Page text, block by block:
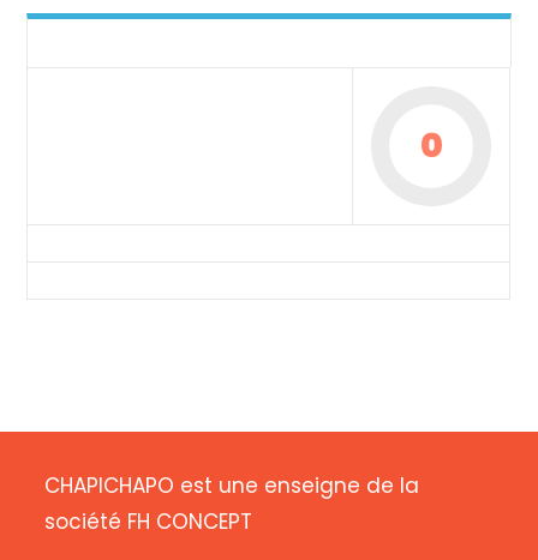
0
CHAPICHAPO est une enseigne de la
société FH CONCEPT